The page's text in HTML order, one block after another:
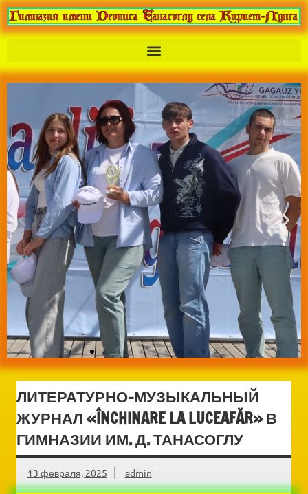
ЛИТЕРАТУРНО-МУЗЫКАЛЬНЫЙ
ЖУРНАЛ «ÎNCHINARE LA LUCEAFĂR» В
ГИМНАЗИИ ИМ. Д. ТАНАСОГЛУ
13 февраля, 2025 admin